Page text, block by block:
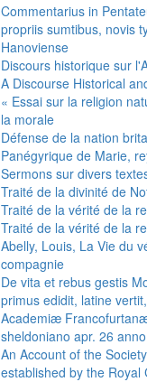
Commentarius in
propriis sumtibus, novis
Hanoviense
Discours historique sur
A Discourse Historical
« Essai sur la religion
la morale
Défense de la nation
Panégyrique de Marie,
Sermons sur divers
Traité de la divinité de
Traité de la vérité de la
Traité de la vérité de la
Abelly, Louis, La Vie du
compagnie
De vita et rebus gestis
primus edidit, latine
Academiæ
sheldoniano apr. 26
An Account of the
established by the Royal